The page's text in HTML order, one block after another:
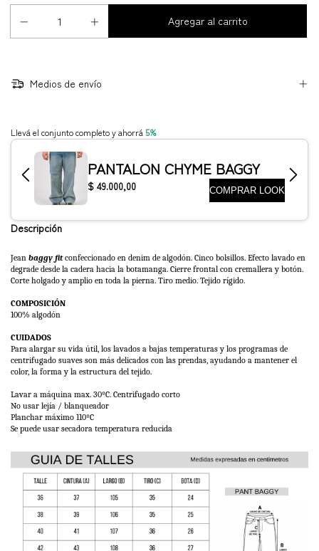
Medios de envío
Descripción
Jean baggy fitconfeccionado en denim de algodón. Cinco bolsillos. Efecto lavado en
degrade desde la cadera hacia la botamanga. Cierre frontal con cremallera y botón.
Corte holgado y amplio en toda la pierna. Tiro medio. Tejido rígido.
COMPOSICIÓN
100% algodón
CUIDADOS
Para alargar su vida útil, los lavados a bajas temperaturas y los programas de
centrifugado suaves son más delicados con las prendas, ayudando a mantener el
color, la forma y la estructura del tejido.
Lavar a máquina max. 30ºC. Centrifugado corto
No usar lejía / blanqueador
Planchar máximo 110ºC
Se puede usar secadora temperatura reducida